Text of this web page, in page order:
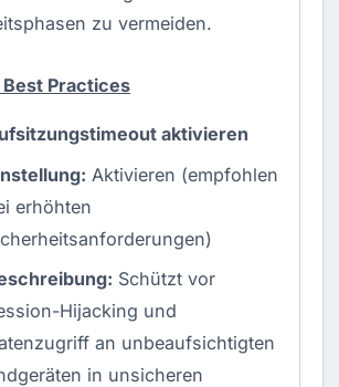
zu vermeiden.
Practices
aktivieren
Aktivieren (empfohlen
erhöhten
Schützt vor
Hijacking und
an unbeaufsichtigten
in unsicheren